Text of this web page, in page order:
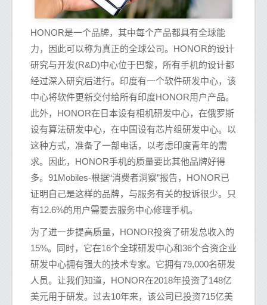
HONOR是一个品牌，其中每个产品都具有全球能
力，因此可以称为真正的全球公司。HONOR的设计
研究与开发(R&D)中心位于巴黎，所有手机的设计都
经过深入研究后进行。印度有一个软件研发中心，该
中心将软件更新交付给所有印度HONOR用户产品。
此外，HONOR在日本设有相机研发中心，在俄罗斯
设有算法研发中心，在中国设有芯片组研发中心。以
这种方式，准备了一部电话，以考虑印度青年的需
求。因此，HONOR手机的质量要比其他品牌好得
多。91Mobiles-根据“消费者洞察”报告，HONOR已
证明自己是这样的品牌，与服务有关的投诉很少。只
有12.6%的用户需要去服务中心修理手机。
为了进一步提高质量，HONOR投资了研发总收入的
15%。同时，它在16个全球研发中心和36个合资企业
研发中心拥有强大的技术专家。它拥有79,000名研发
人员。让我们知道，HONOR在2018年投资了148亿
美元用于研发。过去10年来，该公司已投资715亿美